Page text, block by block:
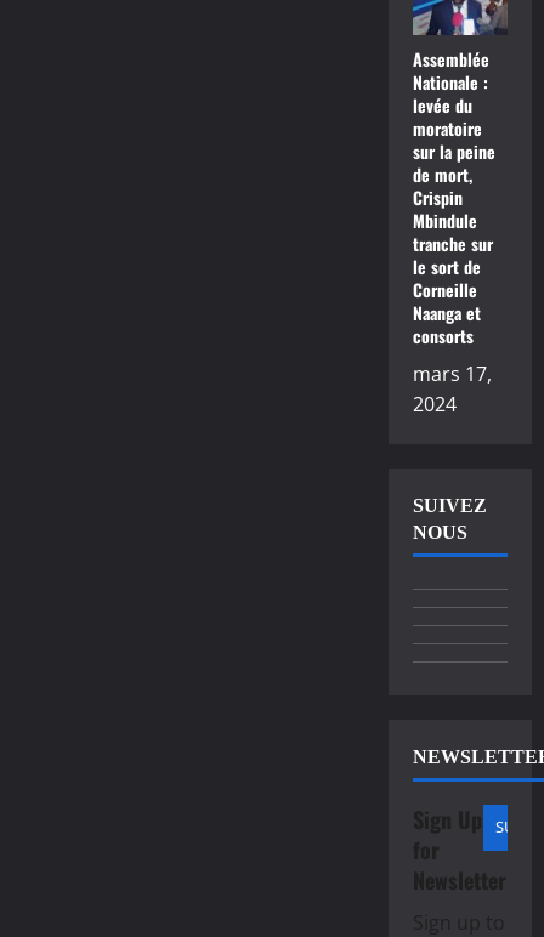
Assemblée
Nationale :
levée du
moratoire
sur la peine
de mort,
Crispin
Mbindule
tranche sur
le sort de
Corneille
Naanga et
consorts
mars 17,
2024
SUIVEZ
NOUS
Sign Up
for
Newsletter
Sign up to